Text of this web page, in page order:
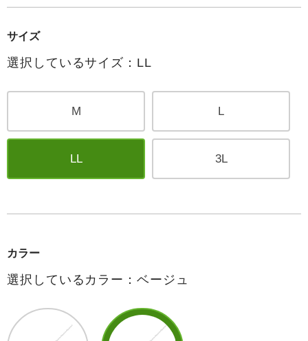
サイズ
選択しているサイズ：LL
M L
LL 3L
カラー
選択しているカラー：ベージュ